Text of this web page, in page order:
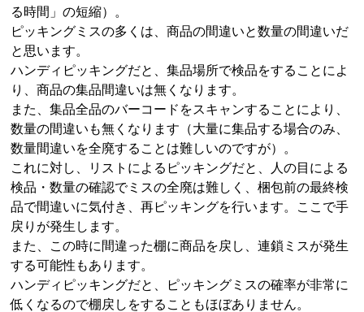
る時間」の短縮）。
ピッキングミスの多くは、商品の間違いと数量の間違いだ
と思います。
ハンディピッキングだと、集品場所で検品をすることによ
り、商品の集品間違いは無くなります。
また、集品全品のバーコードをスキャンすることにより、
数量の間違いも無くなります（大量に集品する場合のみ、
数量間違いを全廃することは難しいのですが）。
これに対し、リストによるピッキングだと、人の目による
検品・数量の確認でミスの全廃は難しく、梱包前の最終検
品で間違いに気付き、再ピッキングを行います。ここで手
戻りが発生します。
また、この時に間違った棚に商品を戻し、連鎖ミスが発生
する可能性もあります。
ハンディピッキングだと、ピッキングミスの確率が非常に
低くなるので棚戻しをすることもほぼありません。